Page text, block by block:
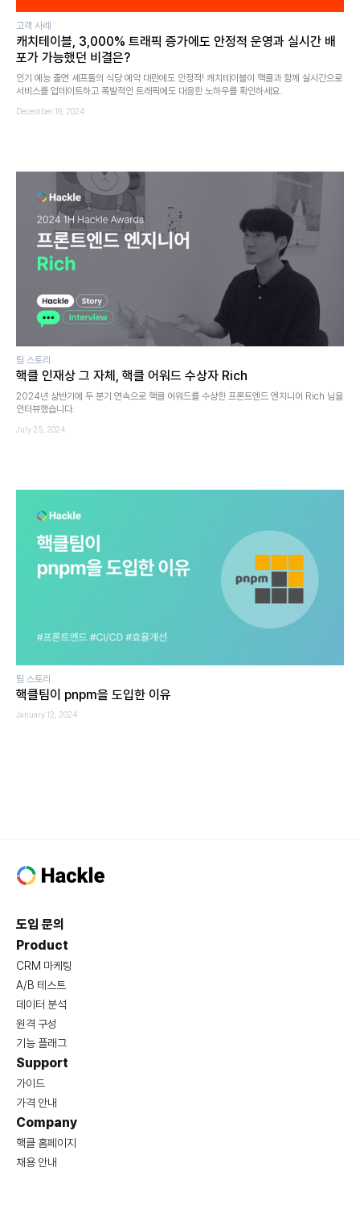
고객 사례
캐치테이블, 3,000% 트래픽 증가에도 안정적 운영과 실시간 배
포가 가능했던 비결은?
인기 예능 출연 셰프들의 식당 예약 대란에도 안정적! 캐치테이블이 핵클과 함께 실시간으로
서비스를 업데이트하고 폭발적인 트래픽에도 대응한 노하우를 확인하세요.
December 16, 2024
팀 스토리
핵클 인재상 그 자체, 핵클 어워드 수상자 Rich
2024년 상반기에 두 분기 연속으로 핵클 어워드를 수상한 프론트엔드 엔지니어 Rich 님을
인터뷰했습니다.
July 25, 2024
팀 스토리
핵클팀이 pnpm을 도입한 이유
January 12, 2024
도입 문의
Product
CRM 마케팅
A/B 테스트
데이터 분석
원격 구성
기능 플래그
Support
가이드
가격 안내
Company
핵클 홈페이지
채용 안내